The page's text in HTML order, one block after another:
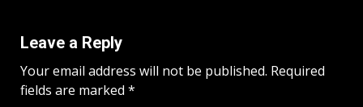
Leave a Reply
Your email address will not be published. Required
fields are marked *